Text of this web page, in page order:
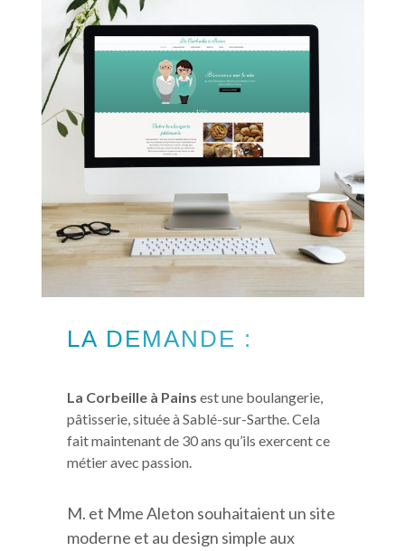
LA DEMANDE :
La Corbeille à Pains est une boulangerie,
pâtisserie, située à Sablé-sur-Sarthe. Cela
fait maintenant de 30 ans qu’ils exercent ce
métier avec passion.
M. et Mme Aleton souhaitaient un site
moderne et au design simple aux